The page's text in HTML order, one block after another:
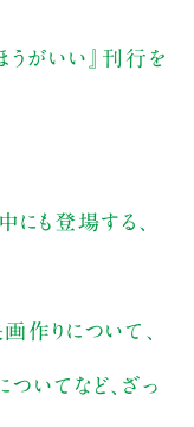
がいい』刊行を
も登場する、
作りについて、
いてなど、ざっ